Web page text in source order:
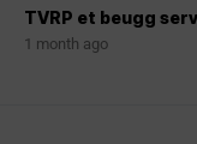
TVRP et beugg
1 month ago